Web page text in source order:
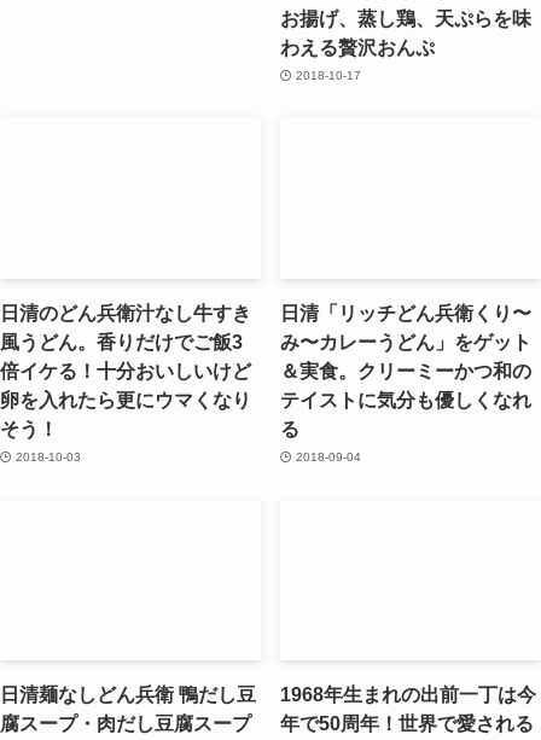
お揚げ、蒸し鶏、天ぷらを味
わえる贅沢おんぷ
2018-10-17
日清のどん兵衛汁なし牛すき
風うどん。香りだけでご飯3
倍イケる！十分おいしいけど
卵を入れたら更にウマくなり
そう！
2018-10-03
日清「リッチどん兵衛くり〜
み〜カレーうどん」をゲット
＆実食。クリーミーかつ和の
テイストに気分も優しくなれ
る
2018-09-04
日清麺なしどん兵衛 鴨だし豆
腐スープ・肉だし豆腐スープ
1968年生まれの出前一丁は今
年で50周年！世界で愛される